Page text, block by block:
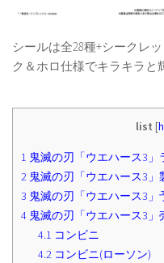
シールは全28種+シークレ
ク＆ホロ仕様でキラキラと
list [
1 鬼滅の刃「ウエハース3」
2 鬼滅の刃「ウエハース3」
3 鬼滅の刃「ウエハース3」
4 鬼滅の刃「ウエハース3
4.1 コンビニ
4.2 コンビニ(ローソン)